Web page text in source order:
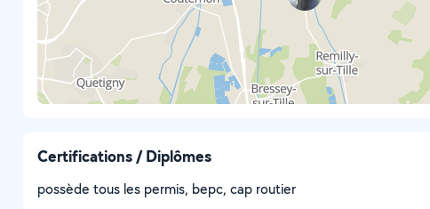
Certifications / Diplômes
possède tous les permis, bepc, cap routier